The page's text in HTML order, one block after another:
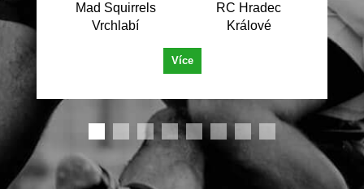
Orli Havlíčkův
Barbarians
24 : 54
Mad Squirrels
Vrchlabí
RC Hradec
Králové
Více